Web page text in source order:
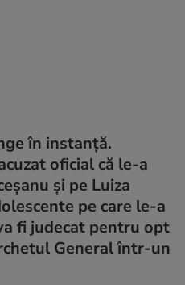
în instanță.
oficial că le-a
și pe Luiza
pe care le-a
fi judecat pentru opt
General într-un